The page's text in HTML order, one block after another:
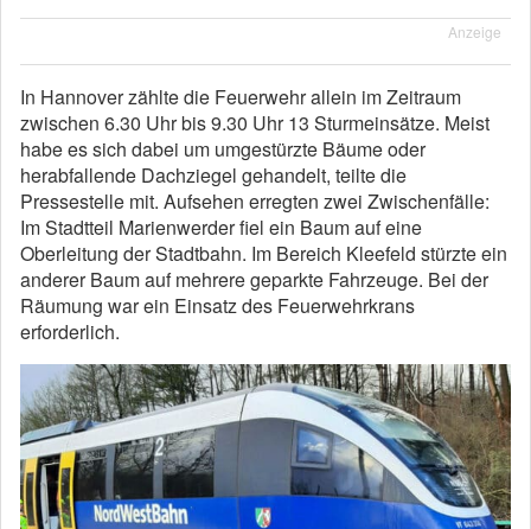
Anzeige
In Hannover zählte die Feuerwehr allein im Zeitraum
zwischen 6.30 Uhr bis 9.30 Uhr 13 Sturmeinsätze. Meist
habe es sich dabei um umgestürzte Bäume oder
herabfallende Dachziegel gehandelt, teilte die
Pressestelle mit. Aufsehen erregten zwei Zwischenfälle:
Im Stadtteil Marienwerder fiel ein Baum auf eine
Oberleitung der Stadtbahn. Im Bereich Kleefeld stürzte ein
anderer Baum auf mehrere geparkte Fahrzeuge. Bei der
Räumung war ein Einsatz des Feuerwehrkrans
erforderlich.